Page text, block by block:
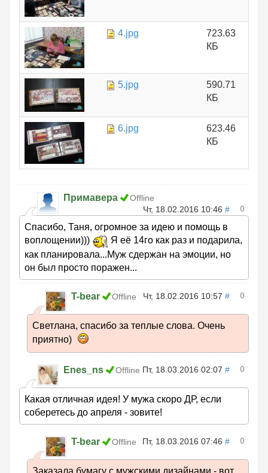
4.jpg
723.63
КБ
5.jpg
590.71
КБ
6.jpg
623.46
КБ
Примавера
Offline
Чт, 18.02.2016 10:46 # 0
Спасибо, Таня, огромное за идею и помощь в
воплощении)))
Я её 14го как раз и подарила,
как планировала...Муж сдержан на эмоции, но
он был просто поражен...
T-bear Offline Чт, 18.02.2016 10:57 # 0
Светлана, спасибо за теплые слова. Очень
приятно)
Enes_ns Offline Пт, 18.03.2016 02:07 # 0
Какая отличная идея! У мужа скоро ДР, если
соберетесь до апреля - зовите!
T-bear Offline Пт, 18.03.2016 07:46 # 0
Заказала бумагу с мужскими дизайнами - вот